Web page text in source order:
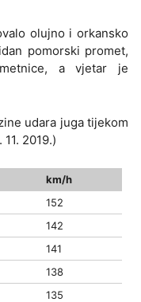
olujno i orkansko
pomorski promet,
a vjetar je
udara juga tijekom
2019.)
km/h
152
142
141
138
135